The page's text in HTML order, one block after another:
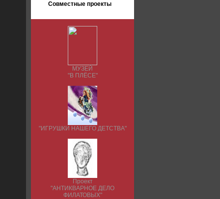
Совместные проекты
МУЗЕЙ
"В ПЛЁСЕ"
"ИГРУШКИ НАШЕГО ДЕТСТВА"
Проект
"АНТИКВАРНОЕ ДЕЛО
ФИЛАТОВЫХ"